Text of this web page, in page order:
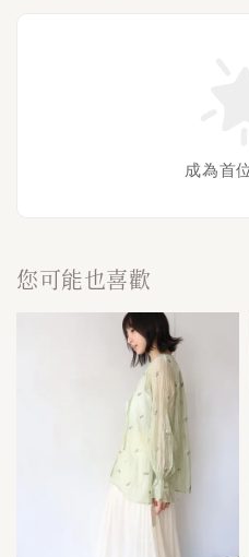
成為首
您可能也喜歡